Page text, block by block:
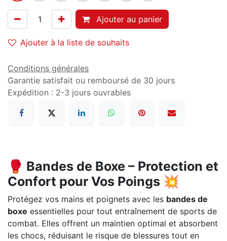
Ajouter au panier
Ajouter à la liste de souhaits
Conditions générales
Garantie satisfait ou remboursé de 30 jours
Expédition : 2-3 jours ouvrables
🥊 Bandes de Boxe – Protection et
Confort pour Vos Poings 💥
Protégez vos mains et poignets avec les bandes de
boxe essentielles pour tout entraînement de sports de
combat. Elles offrent un maintien optimal et absorbent
les chocs, réduisant le risque de blessures tout en